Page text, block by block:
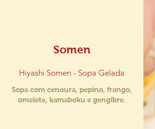
Somen
Hiyashi Somen - Sopa Gelada
Sopa com cenoura, pepino, frango,
omelete, kamaboku e gengibre.